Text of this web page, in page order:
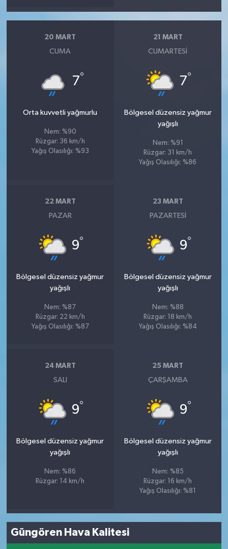
20 MART
CUMA
7°
Orta kuvvetli yağmurlu
Nem: %90
Rüzgar: 36 km/h
Yağış Olasılığı: %93
21 MART
CUMARTESI
7°
Bölgesel düzensiz yağmur
yağışlı
Nem: %91
Rüzgar: 31 km/h
Yağış Olasılığı: %86
22 MART
PAZAR
9°
Bölgesel düzensiz yağmur
yağışlı
Nem: %87
Rüzgar: 22 km/h
Yağış Olasılığı: %87
23 MART
PAZARTESI
9°
Bölgesel düzensiz yağmur
yağışlı
Nem: %88
Rüzgar: 18 km/h
Yağış Olasılığı: %84
24 MART
SALI
9°
Bölgesel düzensiz yağmur
yağışlı
Nem: %86
Rüzgar: 14 km/h
25 MART
ÇARŞAMBA
9°
Bölgesel düzensiz yağmur
yağışlı
Nem: %85
Rüzgar: 16 km/h
Yağış Olasılığı: %81
Güngören Hava Kalitesi